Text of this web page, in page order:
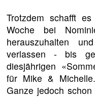
Trotzdem schafft
Woche bei
herauszuhalten
verlassen - bis
diesjährigen
für Mike &
Ganze jedoch